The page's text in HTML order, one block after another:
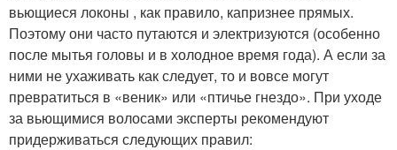
вьющиеся локоны , как правило, капризнее прямых.
Поэтому они часто путаются и электризуются (особенно
после мытья головы и в холодное время года). А если за
ними не ухаживать как следует, то и вовсе могут
превратиться в «веник» или «птичье гнездо». При уходе
за вьющимися волосами эксперты рекомендуют
придерживаться следующих правил: